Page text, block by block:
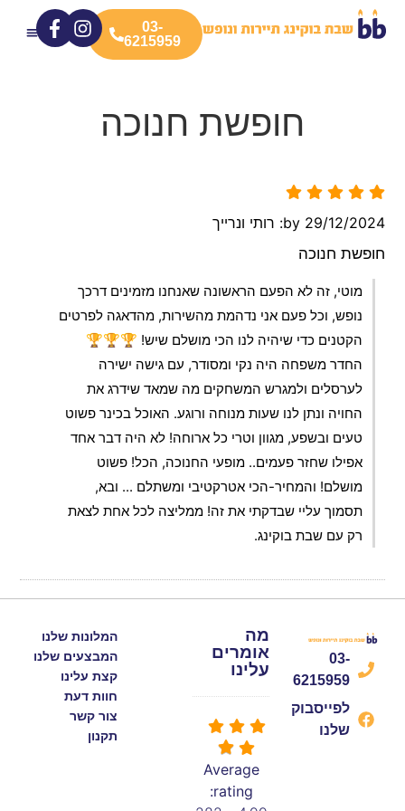
03-
6215959
חופשת חנוכה
29/12/2024 by: רותי ונרייך
חופשת חנוכה
מוטי, זה לא הפעם הראשונה שאנחנו מזמינים דרכך
נופש, וכל פעם אני נדהמת מהשירות, מהדאגה לפרטים
הקטנים כדי שיהיה לנו הכי מושלם שיש! 🏆🏆🏆
החדר משפחה היה נקי ומסודר, עם גישה ישירה
לערסלים ולמגרש המשחקים מה שמאד שידרג את
החויה ונתן לנו שעות מנוחה ורוגע. האוכל בכינר פשוט
טעים ובשפע, מגוון וטרי כל ארוחה! לא היה דבר אחד
אפילו שחזר פעמים.. מופעי החנוכה, הכל! פשוט
מושלם! והמחיר-הכי אטרקטיבי ומשתלם ... ובא,
תסמוך עליי שבדקתי את זה! ממליצה לכל אחת לצאת
רק עם שבת בוקינג.
03-
6215959
לפייסבוק
שלנו
מה
אומרים
עלינו
Average
rating:
המלונות שלנו
המבצעים שלנו
קצת עלינו
חוות דעת
צור קשר
תקנון